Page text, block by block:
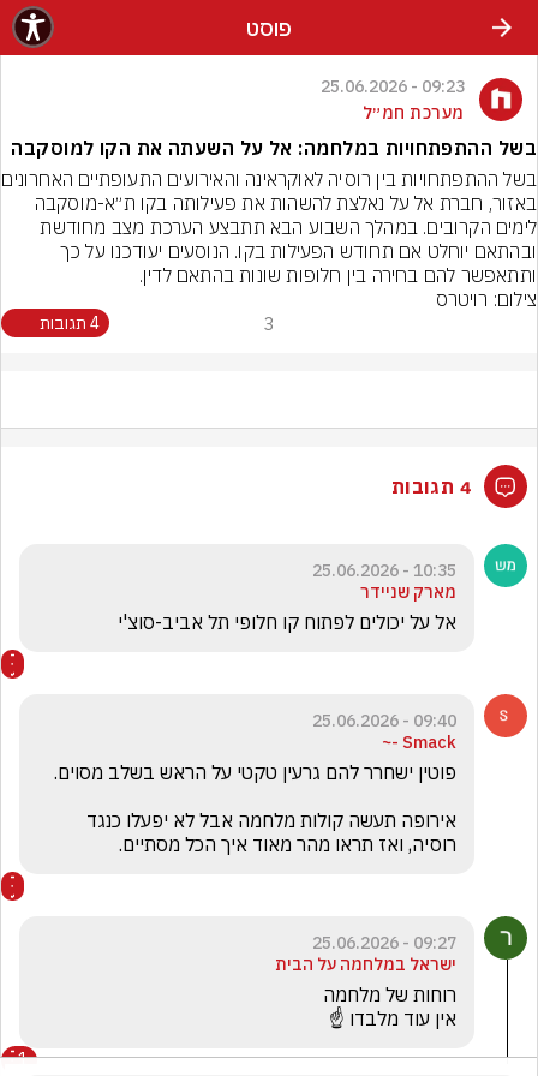
פוסט
09:23 - 25.06.2026
מערכת חמ״ל
בשל ההתפתחויות במלחמה: אל על השעתה את הקו למוסקבה
לימים הקרובים. במהלך השבוע הבא תתבצע הערכת מצב מחודשת
ותתאפשר להם בחירה בין חלופות שונות בהתאם לדין.
צילום: רויטרס
3 4 תגובות
4 תגובות
10:35 - 25.06.2026
מארק שניידר
אל על יכולים לפתוח קו חלופי תל אביב-סוצ'י
09:40 - 25.06.2026
Smack -~
רוסיה, ואז תראו מהר מאוד איך הכל מסתיים.
09:27 - 25.06.2026
ישראל במלחמה על הבית
אין עוד מלבדו ☝️
1